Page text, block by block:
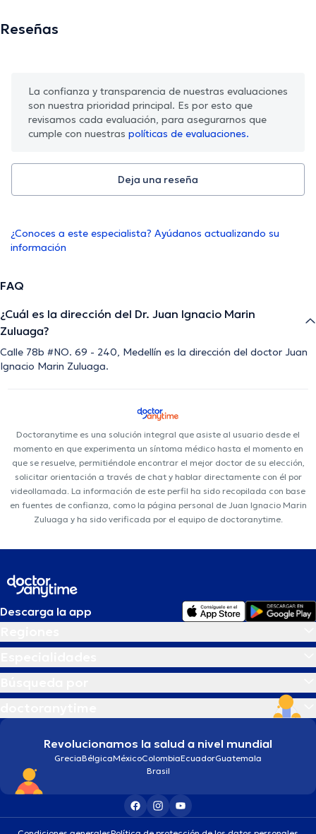
Reseñas
La confianza y transparencia de nuestras evaluaciones
son nuestra prioridad principal. Es por esto que
revisamos cada evaluación, para asegurarnos que
cumple con nuestras políticas de evaluaciones.
Deja una reseña
¿Conoces a este especialista? Ayúdanos actualizando su
información
FAQ
¿Cuál es la dirección del Dr. Juan Ignacio Marin
Zuluaga?
Calle 78b #NO. 69 - 240, Medellín es la dirección del doctor Juan
Ignacio Marin Zuluaga.
Doctoranytime es una solución integral que asiste al usuario desde el
momento en que experimenta un síntoma médico hasta el momento en
que se resuelve, permitiéndole encontrar el mejor doctor de su elección,
solicitar orientación a través de chat y hablar directamente con él por
videollamada. La información de este perfil ha sido recopilada con base
en fuentes de confianza, como la página personal de Juan Ignacio Marin
Zuluaga y ha sido verificada por el equipo de doctoranytime.
Descarga la app
Revolucionamos la salud a nivel mundial
GreciaBélgicaMéxicoColombiaEcuadorGuatemala
Brasil